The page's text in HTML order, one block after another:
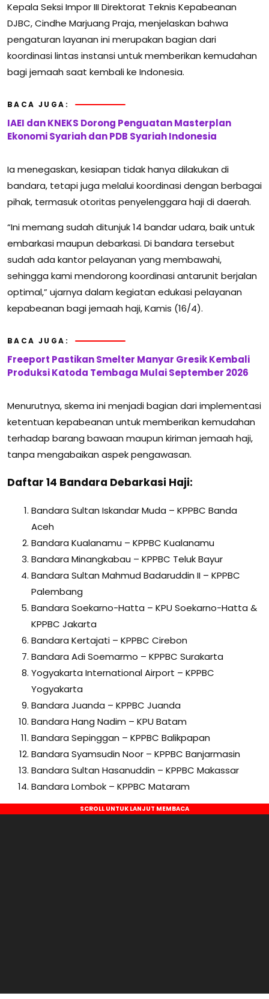
Kepala Seksi Impor III Direktorat Teknis Kepabeanan
DJBC,Cindhe Marjuang Praja, menjelaskan bahwa
pengaturan layanan ini merupakan bagian dari
koordinasi lintas instansi untuk memberikan kemudahan
bagi jemaah saat kembali ke Indonesia.
BACA JUGA:
IAEI dan KNEKS Dorong Penguatan Masterplan
Ekonomi Syariah dan PDB Syariah Indonesia
Ia menegaskan, kesiapan tidak hanya dilakukan di
bandara, tetapi juga melalui koordinasi dengan berbagai
pihak, termasuk otoritas penyelenggara haji di daerah.
“Ini memang sudah ditunjuk 14 bandar udara, baik untuk
embarkasi maupun debarkasi. Di bandara tersebut
sudah ada kantor pelayanan yang membawahi,
sehingga kami mendorong koordinasi antarunit berjalan
optimal,” ujarnya dalam kegiatan edukasi pelayanan
kepabeanan bagi jemaah haji, Kamis (16/4).
BACA JUGA:
Freeport Pastikan Smelter Manyar Gresik Kembali
Produksi Katoda Tembaga Mulai September 2026
Menurutnya, skema ini menjadi bagian dari implementasi
ketentuan kepabeanan untuk memberikan kemudahan
terhadap barang bawaan maupun kiriman jemaah haji,
tanpa mengabaikan aspek pengawasan.
Daftar 14 Bandara Debarkasi Haji:
Bandara Sultan Iskandar Muda – KPPBC Banda
Aceh
Bandara Kualanamu – KPPBC Kualanamu
Bandara Minangkabau – KPPBC Teluk Bayur
Bandara Sultan Mahmud Badaruddin II – KPPBC
Palembang
Bandara Soekarno-Hatta – KPU Soekarno-Hatta &
KPPBC Jakarta
Bandara Kertajati – KPPBC Cirebon
Bandara Adi Soemarmo – KPPBC Surakarta
Yogyakarta International Airport – KPPBC
Yogyakarta
Bandara Juanda – KPPBC Juanda
Bandara Hang Nadim – KPU Batam
Bandara Sepinggan – KPPBC Balikpapan
Bandara Syamsudin Noor – KPPBC Banjarmasin
Bandara Sultan Hasanuddin – KPPBC Makassar
Bandara Lombok – KPPBC Mataram